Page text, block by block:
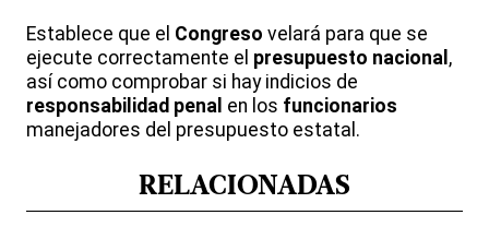
Establece que el Congreso velará para que se
ejecute correctamente el presupuesto nacional ,
así como comprobar si hay indicios de
responsabilidad penal en los funcionarios
manejadores del presupuesto estatal.
RELACIONADAS